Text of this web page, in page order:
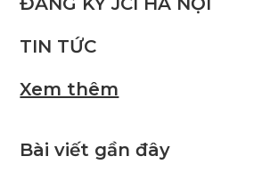
TIN TỨC
Xem thêm
Bài viết gần đây